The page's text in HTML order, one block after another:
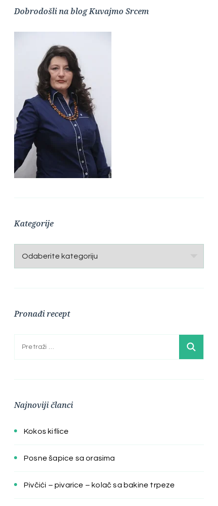
Dobrodošli na blog Kuvajmo Srcem
Kategorije
Kategorije
Pronađi recept
Pretraga:
Najnoviji članci
Kokos kiflice
Posne šapice sa orasima
Pivčići – pivarice – kolač sa bakine trpeze